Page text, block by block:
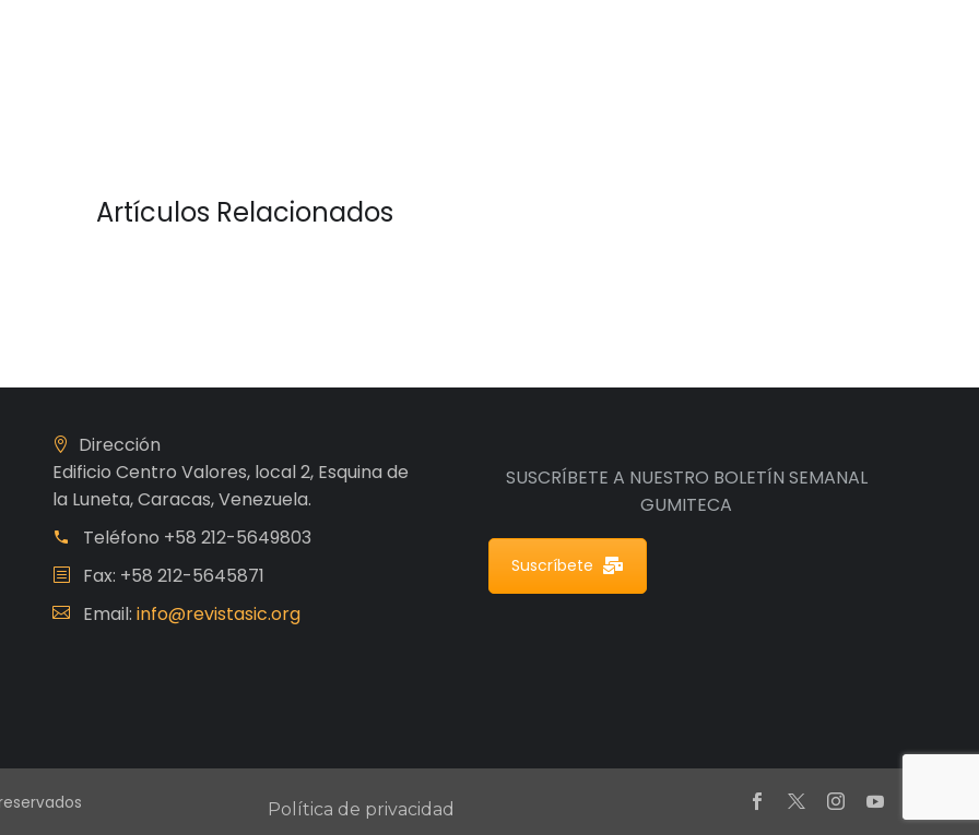
Artículos Relacionados
Dirección
Edificio Centro Valores, local 2, Esquina de
la Luneta, Caracas, Venezuela.
Teléfono +58 212-5649803
Fax: +58 212-5645871
Email: info@revistasic.org
SUSCRÍBETE A NUESTRO BOLETÍN SEMANAL
GUMITECA
Suscríbete
Política de privacidad